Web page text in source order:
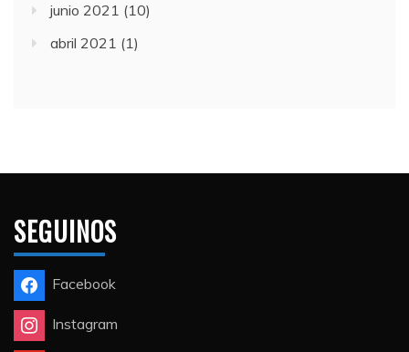
junio 2021 (10)
abril 2021 (1)
SEGUINOS
Facebook
Instagram